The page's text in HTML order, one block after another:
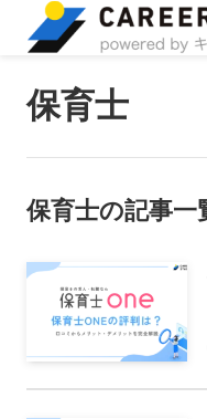
保育士
保育士の記事一